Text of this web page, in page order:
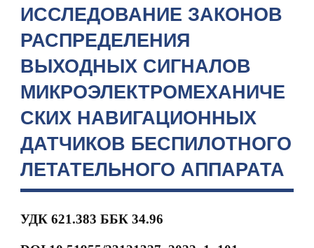
ИССЛЕДОВАНИЕ ЗАКОНОВ
РАСПРЕДЕЛЕНИЯ
ВЫХОДНЫХ СИГНАЛОВ
МИКРОЭЛЕКТРОМЕХАНИЧЕ
СКИХ НАВИГАЦИОННЫХ
ДАТЧИКОВ БЕСПИЛОТНОГО
ЛЕТАТЕЛЬНОГО АППАРАТА
УДК 621.383 ББК 34.96